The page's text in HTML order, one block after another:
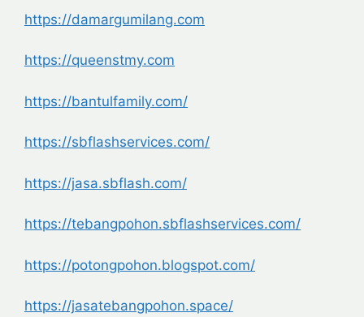
https://damargumilang.com
https://queenstmy.com
https://bantulfamily.com/
https://sbflashservices.com/
https://jasa.sbflash.com/
https://tebangpohon.sbflashservices.com/
https://potongpohon.blogspot.com/
https://jasatebangpohon.space/